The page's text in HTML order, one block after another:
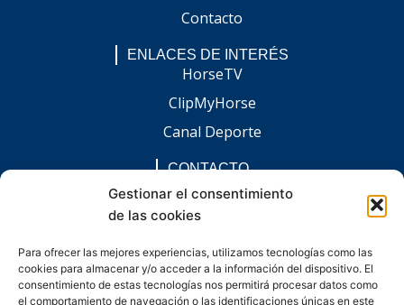
Gestionar el consentimiento
de las cookies
Para ofrecer las mejores experiencias, utilizamos tecnologías como las
cookies para almacenar y/o acceder a la información del dispositivo. El
consentimiento de estas tecnologías nos permitirá procesar datos como
el comportamiento de navegación o las identificaciones únicas en este
Contacto
ENLACES DE INTERÉS
HorseTV
ClipMyHorse
Canal Deporte
CONTACTO
comunicacion@chaccoinfo.com
Presentes en todo el ámbito nacional
F
a
c
e
I
n
s
t
L
i
n
k
E
n
v
e
W
h
a
t